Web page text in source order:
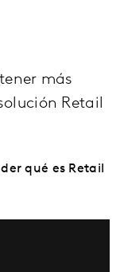
más
Retail
qué es Retail